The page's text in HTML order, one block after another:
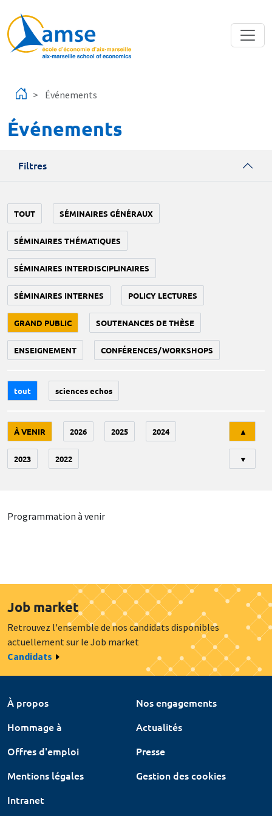
Événements
Événements
Filtres
TOUT SÉMINAIRES GÉNÉRAUX
SÉMINAIRES THÉMATIQUES
SÉMINAIRES INTERDISCIPLINAIRES
SÉMINAIRES INTERNES POLICY LECTURES
GRAND PUBLIC SOUTENANCES DE THÈSE
ENSEIGNEMENT CONFÉRENCES/WORKSHOPS
tout sciences echos
À VENIR 2026 2025 2024
2023 2022
▲
▼
Programmation à venir
Job market
Retrouvez l'ensemble de nos candidats disponibles
actuellement sur le Job market
Candidats
À propos
Nos engagements
Hommage à
Actualités
Offres d'emploi
Presse
Mentions légales
Gestion des cookies
Intranet